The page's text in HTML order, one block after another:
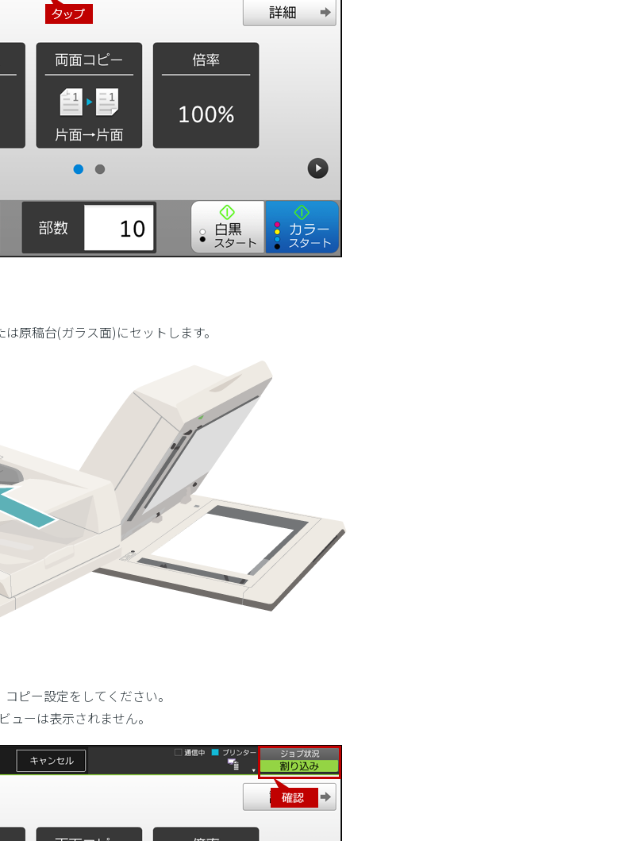
原稿台(ガラス面)にセットします。
ピー設定をしてください。
ーは表示されません。